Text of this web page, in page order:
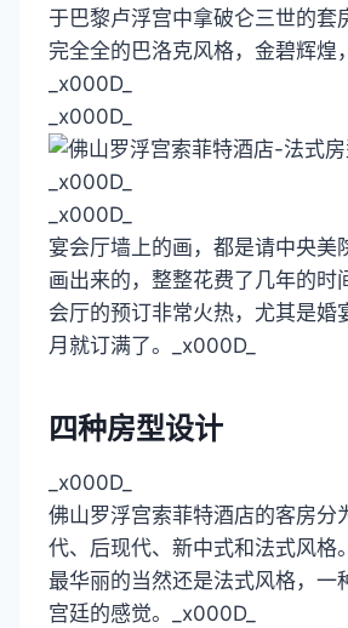
于巴黎卢浮宫中拿破仑三世的套
完全全的巴洛克风格，金碧辉煌
_x000D_
_x000D_
_x000D_
_x000D_
宴会厅墙上的画，都是请中央美
画出来的，整整花费了几年的时
会厅的预订非常火热，尤其是婚
月就订满了。_x000D_
四种房型设计
_x000D_
佛山罗浮宫索菲特酒店的客房分
代、后现代、新中式和法式风格
最华丽的当然还是法式风格，一
宫廷的感觉。_x000D_